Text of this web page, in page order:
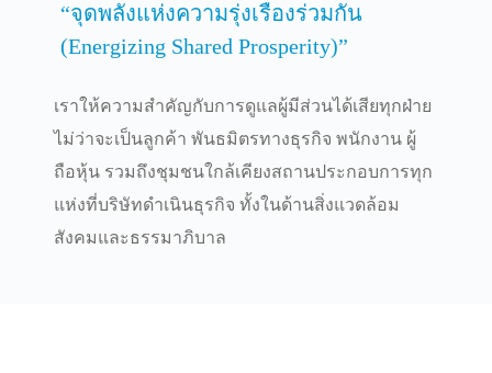
“จุดพลังแห่งความรุ่งเรืองร่วมกัน
(Energizing Shared Prosperity)”
เราให้ความสำคัญกับการดูแลผู้มีส่วนได้เสียทุกฝ่าย
ไม่ว่าจะเป็นลูกค้า พันธมิตรทางธุรกิจ พนักงาน ผู้
ถือหุ้น รวมถึงชุมชนใกล้เคียงสถานประกอบการทุก
แห่งที่บริษัทดำเนินธุรกิจ ทั้งในด้านสิ่งแวดล้อม
สังคมและธรรมาภิบาล